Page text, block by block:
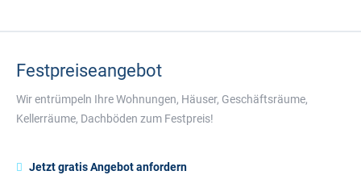
Festpreiseangebot
Wir entrümpeln Ihre Wohnungen, Häuser, Geschäftsräume,
Kellerräume, Dachböden zum Festpreis!
Jetzt gratis Angebot anfordern